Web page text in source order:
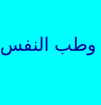
النفس2020